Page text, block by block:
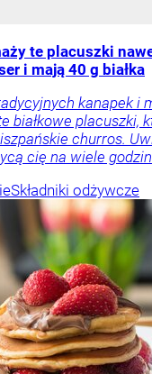
te placuszki
i mają 40 g białka
kanapek i
białkowe placuszki,
churros.
cię na wiele
Składniki odżywcze